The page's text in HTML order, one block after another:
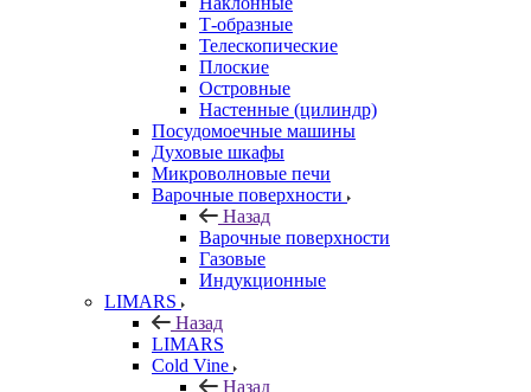
Т-образные
Телескопические
Плоские
Островные
Настенные (цилиндр)
Посудомоечные машины
Духовые шкафы
Микроволновые печи
Варочные поверхности
Назад
Варочные поверхности
Газовые
Индукционные
LIMARS
Назад
LIMARS
Cold Vine
Назад